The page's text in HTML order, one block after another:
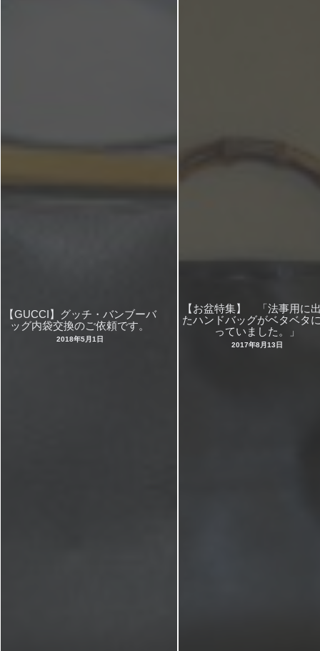
【GUCCI】グッチ・バンブーバ
ッグ内袋交換のご依頼です。
2018年5月1日
【お盆特集】 「法事用に
たハンドバッグがベタベタ
っていました。」
2017年8月13日